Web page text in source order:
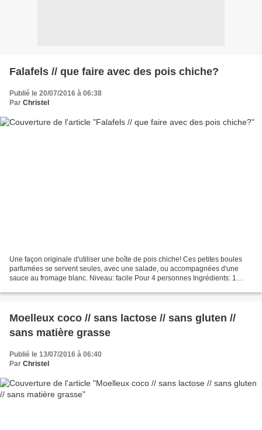
Falafels // que faire avec des pois chiche?
Publié le 20/07/2016 à 06:38
Par Christel
Une façon originale d'utiliser une boîte de pois chiche! Ces petites boules
parfumées se servent seules, avec une salade, ou accompagnées d'une
sauce au fromage blanc. Niveau: facile Pour 4 personnes Ingrédients: 1
Moelleux coco // sans lactose // sans gluten //
sans matière grasse
Publié le 13/07/2016 à 06:40
Par Christel